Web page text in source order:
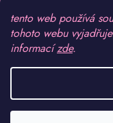
tento web používá
tohoto webu
informacízde.